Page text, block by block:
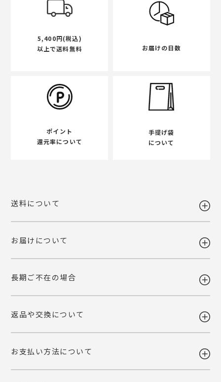
5,400円(税込)
以上で送料無料
お届けの日数
ポイント
還元率について
手提げ袋
について
送料について
送料 全国一律980円
当店で利用しております運送会社の料金改定に伴い、送料を改定させて
お届けについて
ギフト注文で【出荷から7日以内】にお届け先様が商品をお受け取り頂
すが、転送・引き上げ対応の場合も商品代金はご請求させて頂きます。
長期ご不在の場合
ギフト注文で【出荷から7日以内】にお届け先様が商品をお受け取り頂
すが、転送・引き上げ対応の場合も商品代金はご請求させて頂きます。
返品や交換について
ご注文後の変更・キャンセルは原則お受けいたしかねます。注文確定前
お支払い方法について